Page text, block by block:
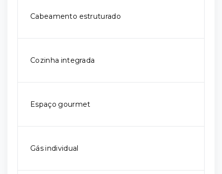
Cabeamento estruturado
Cozinha integrada
Espaço gourmet
Gás individual